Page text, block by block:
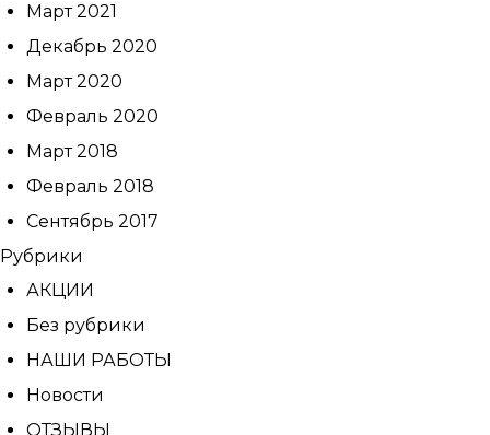
Март 2021
Декабрь 2020
Март 2020
Февраль 2020
Март 2018
Февраль 2018
Сентябрь 2017
Рубрики
АКЦИИ
Без рубрики
НАШИ РАБОТЫ
Новости
ОТЗЫВЫ